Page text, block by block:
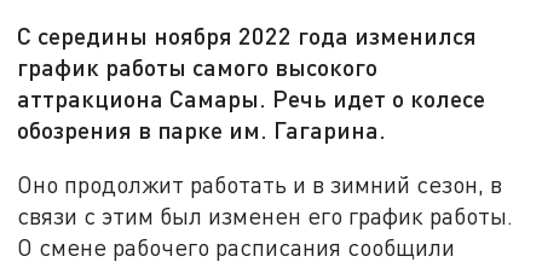
С середины ноября 2022 года изменился
график работы самого высокого
аттракциона Самары. Речь идет о колесе
обозрения в парке им. Гагарина.
Оно продолжит работать и в зимний сезон, в
связи с этим был изменен его график работы.
О смене рабочего расписания сообщили